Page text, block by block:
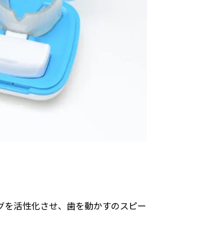
活性化させ、歯を動かすのスピー